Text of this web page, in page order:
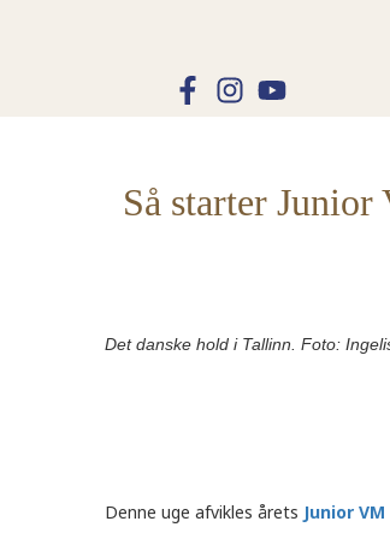
Så starter Junior
Det danske hold i Tallinn. Foto:
Denne uge afvikles årets Junior